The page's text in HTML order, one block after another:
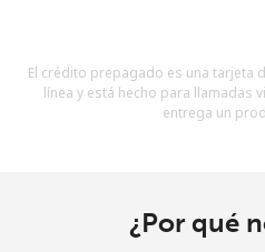
El crédito prepagado es una tarjeta
línea y está hecho para llamadas
entrega un
¿Por qué